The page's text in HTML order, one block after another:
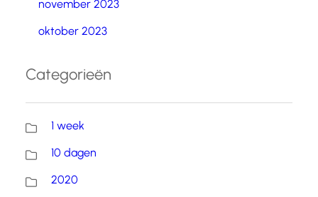
november 2023
oktober 2023
Categorieën
1 week
10 dagen
2020